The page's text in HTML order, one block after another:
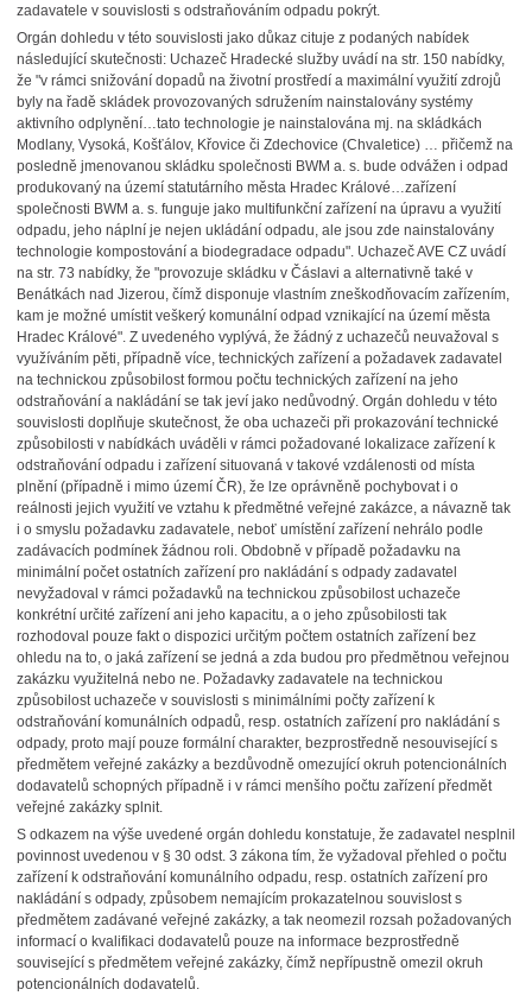
zadavatele v souvislosti s odstraňováním odpadu pokrýt.
Orgán dohledu v této souvislosti jako důkaz cituje z podaných nabídek
následující skutečnosti: Uchazeč Hradecké služby uvádí na str. 150 nabídky,
že "v rámci snižování dopadů na životní prostředí a maximální využití zdrojů
byly na řadě skládek provozovaných sdružením nainstalovány systémy
aktivního odplynění…tato technologie je nainstalována mj. na skládkách
Modlany, Vysoká, Košťálov, Křovice či Zdechovice (Chvaletice) … přičemž na
posledně jmenovanou skládku společnosti BWM a. s. bude odvážen i odpad
produkovaný na území statutárního města Hradec Králové…zařízení
společnosti BWM a. s. funguje jako multifunkční zařízení na úpravu a využití
odpadu, jeho náplní je nejen ukládání odpadu, ale jsou zde nainstalovány
technologie kompostování a biodegradace odpadu". Uchazeč AVE CZ uvádí
na str. 73 nabídky, že "provozuje skládku v Čáslavi a alternativně také v
Benátkách nad Jizerou, čímž disponuje vlastním zneškodňovacím zařízením,
kam je možné umístit veškerý komunální odpad vznikající na území města
Hradec Králové". Z uvedeného vyplývá, že žádný z uchazečů neuvažoval s
využíváním pěti, případně více, technických zařízení a požadavek zadavatel
na technickou způsobilost formou počtu technických zařízení na jeho
odstraňování a nakládání se tak jeví jako nedůvodný. Orgán dohledu v této
souvislosti doplňuje skutečnost, že oba uchazeči při prokazování technické
způsobilosti v nabídkách uváděli v rámci požadované lokalizace zařízení k
odstraňování odpadu i zařízení situovaná v takové vzdálenosti od místa
plnění (případně i mimo území ČR), že lze oprávněně pochybovat i o
reálnosti jejich využití ve vztahu k předmětné veřejné zakázce, a návazně tak
i o smyslu požadavku zadavatele, neboť umístění zařízení nehrálo podle
zadávacích podmínek žádnou roli. Obdobně v případě požadavku na
minimální počet ostatních zařízení pro nakládání s odpady zadavatel
nevyžadoval v rámci požadavků na technickou způsobilost uchazeče
konkrétní určité zařízení ani jeho kapacitu, a o jeho způsobilosti tak
rozhodoval pouze fakt o dispozici určitým počtem ostatních zařízení bez
ohledu na to, o jaká zařízení se jedná a zda budou pro předmětnou veřejnou
zakázku využitelná nebo ne. Požadavky zadavatele na technickou
způsobilost uchazeče v souvislosti s minimálními počty zařízení k
odstraňování komunálních odpadů, resp. ostatních zařízení pro nakládání s
odpady, proto mají pouze formální charakter, bezprostředně nesouvisející s
předmětem veřejné zakázky a bezdůvodně omezující okruh potencionálních
dodavatelů schopných případně i v rámci menšího počtu zařízení předmět
veřejné zakázky splnit.
S odkazem na výše uvedené orgán dohledu konstatuje, že zadavatel nesplnil
povinnost uvedenou v § 30 odst. 3 zákona tím, že vyžadoval přehled o počtu
zařízení k odstraňování komunálního odpadu, resp. ostatních zařízení pro
nakládání s odpady, způsobem nemajícím prokazatelnou souvislost s
předmětem zadávané veřejné zakázky, a tak neomezil rozsah požadovaných
informací o kvalifikaci dodavatelů pouze na informace bezprostředně
související s předmětem veřejné zakázky, čímž nepřípustně omezil okruh
potencionálních dodavatelů.